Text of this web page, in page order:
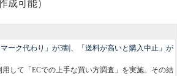
成可能）
ーク代わり」が3割、「送料が高いと購入中止」が
して「ECでの上手な買い方調査」を実施。その結